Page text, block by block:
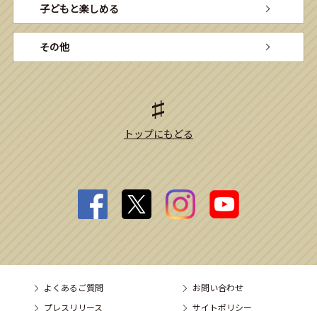
子どもと楽しめる
その他
トップにもどる
よくあるご質問
お問い合わせ
プレスリリース
サイトポリシー